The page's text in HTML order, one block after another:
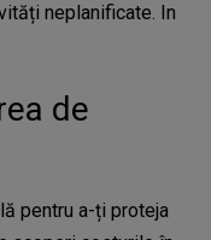
neplanificate. In
de
pentru a-ți proteja